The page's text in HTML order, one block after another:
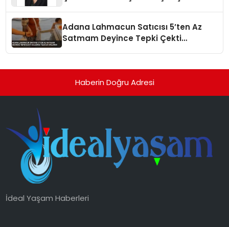
Adana Lahmacun Satıcısı 5’ten Az
Satmam Deyince Tepki Çekti
Haberin Doğru Adresi
İdeal Yaşam Haberleri